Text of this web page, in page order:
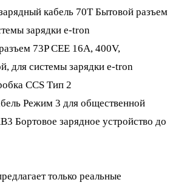
кабель 70T Бытовой разъем
зарядки e-tron
73P CEE 16A, 400V,
для системы зарядки e-tron
CCS Тип 2
Режим 3 для общественной
Бортовое зарядное устройство до
только реальные